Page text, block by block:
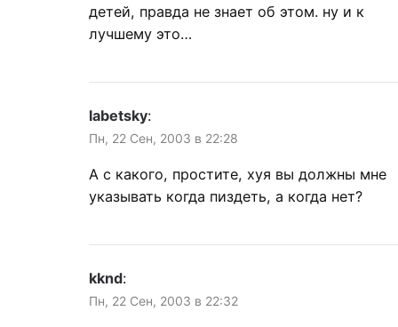
детей, правда не знает об этом. ну и к
лучшему это…
labetsky:
Пн, 22 Сен, 2003 в 22:28
А с какого, простите, хуя вы должны мне
указывать когда пиздеть, а когда нет?
kknd:
Пн, 22 Сен, 2003 в 22:32